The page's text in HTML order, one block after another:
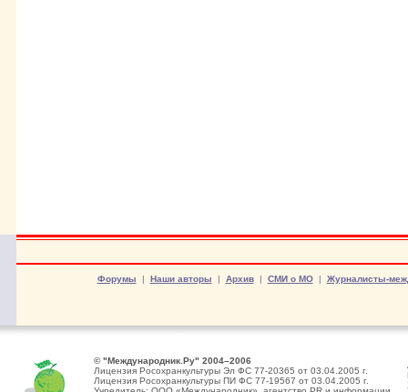
Форумы | Наши авторы | Архив| СМИ о МО| Журналисты-
© "Международник.Ру" 2004–2006
Лицензия Росохранкультуры Эл ФС 77-20365 от 03.04.2005 г.
Лицензия Росохранкультуры ПИ ФС 77-19567 от 03.04.2005 г.